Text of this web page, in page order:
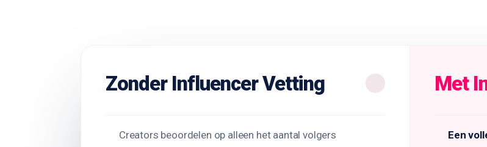
Zonder Influencer Vetting
Creators beoordelen op alleen het aantal volgers
Met
Een